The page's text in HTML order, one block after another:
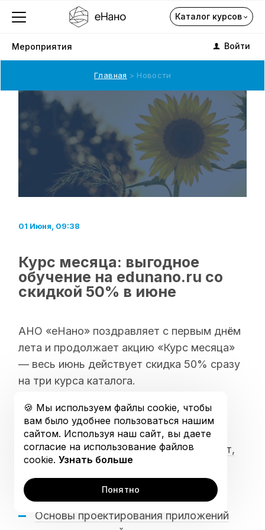
Каталог курсов
Мероприятия Войти
Каталог курсов
О компании
Профориентация
Открытая коллекция
График обучения
Главная Новости
01 Июня, 09:38
Курс месяца: выгодное
обучение на edunano.ru со
скидкой 50% в июне
АНО «еНано» поздравляет с первым днём
лета и продолжает акцию «Курс месяца»
— весь июнь действует скидка 50% сразу
на три курса каталога.
Чему обучиться в июне?
Функциональная безопасность: аудит,
стандарты, шаблоны
инновационного проекта
Основы проектирования приложений
🍪 Мы используем файлы cookie, чтобы
вам было удобнее пользоваться нашим
сайтом. Используя наш сайт, вы даете
согласие на использование файлов
cookie. Узнать больше
Понятно